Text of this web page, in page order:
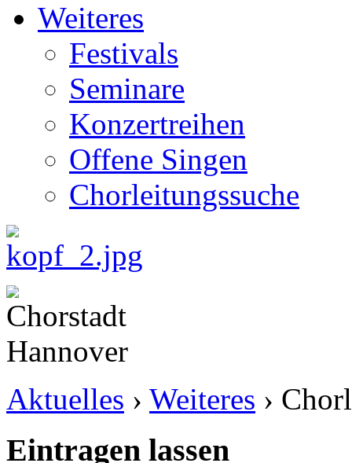
Weiteres
Festivals
Seminare
Konzertreihen
Offene Singen
Chorleitungssuche
Aktuelles › Weiteres ›
Eintragen lassen